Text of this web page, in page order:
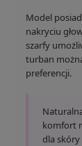
Model
nakryciu
szarfy
turban
preferencji.
komfort
dla skóry